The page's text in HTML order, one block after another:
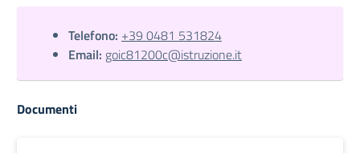
Telefono: +39 0481 531824
Email: goic81200c@istruzione.it
Documenti